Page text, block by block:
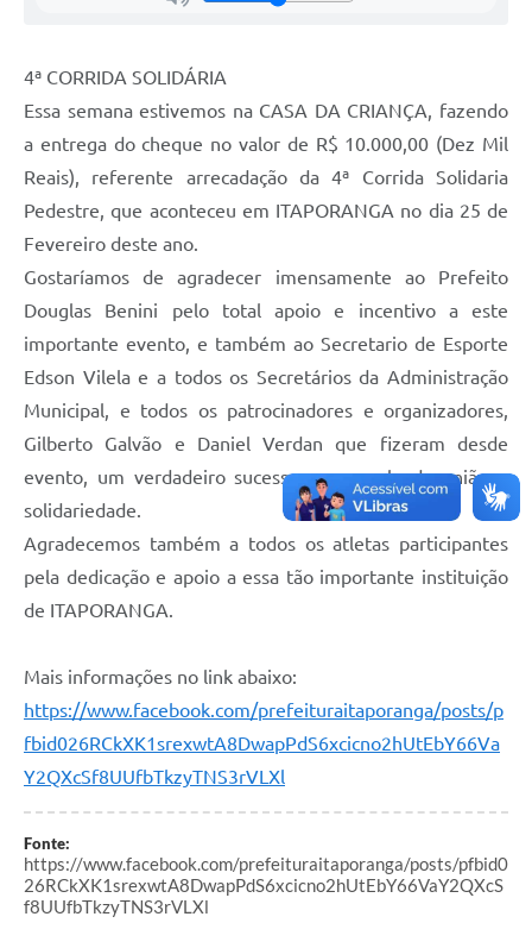
Legislação
Editais
Banco do Povo Paulista
Folha de Pagamento
Serviços ao Cidadão
Nota Fiscal Eletrônica
STS - 3º Setor
Telefones Úteis
Transparência
SIC
4ª CORRIDA SOLIDÁRIA
Essa semana estivemos na CASA DA CRIANÇA, fazendo
a entrega do cheque no valor de R$ 10.000,00 (Dez Mil
Reais), referente arrecadação da 4ª Corrida Solidaria
Pedestre, que aconteceu em ITAPORANGA no dia 25 de
Fevereiro deste ano.
Gostaríamos de agradecer imensamente ao Prefeito
Douglas Benini pelo total apoio e incentivo a este
importante evento, e também ao Secretario de Esporte
Edson Vilela e a todos os Secretários da Administração
Municipal, e todos os patrocinadores e organizadores,
Gilberto Galvão e Daniel Verdan que fizeram desde
evento, um verdadeiro sucesso e exemplo de união e
solidariedade.
Agradecemos também a todos os atletas participantes
pela dedicação e apoio a essa tão importante instituição
de ITAPORANGA.
Mais informações no link abaixo:
https://www.facebook.com/prefeituraitaporanga/posts/p
fbid026RCkXK1srexwtA8DwapPdS6xcicno2hUtEbY66Va
Y2QXcSf8UUfbTkzyTNS3rVLXl
Fonte:
https://www.facebook.com/prefeituraitaporanga/posts/pfbid0
26RCkXK1srexwtA8DwapPdS6xcicno2hUtEbY66VaY2QXcS
f8UUfbTkzyTNS3rVLXl